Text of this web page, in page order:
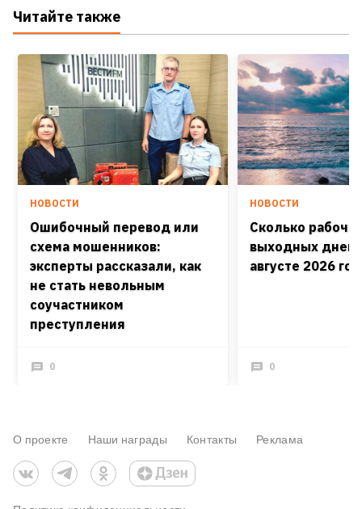
Читайте также
НОВОСТИ
Ошибочный перевод или
схема мошенников:
эксперты рассказали, как
не стать невольным
соучастником
преступления
0
НОВОСТИ
Сколько
выходных дней
августе 2026
0
О проекте Наши награды Контакты Реклама